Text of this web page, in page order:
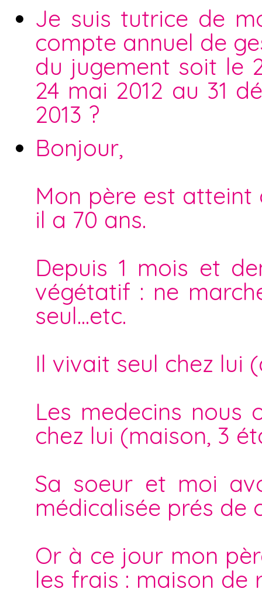
Je suis tutrice de
compte annuel de
du jugement soit le
24 mai 2012 au 31
2013 ?
Bonjour,
Mon père est atteint
il a 70 ans.
Depuis 1 mois et
végétatif : ne
seul...etc.
Il vivait seul chez lui
Les medecins nous
chez lui (maison, 3
Sa soeur et moi
médicalisée prés de
Or à ce jour mon
les frais : maison de